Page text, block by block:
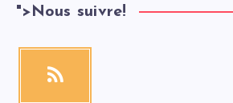
"> Nous suivre!